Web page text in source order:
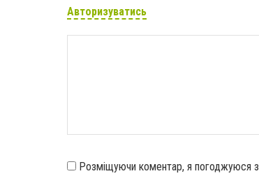
Авторизуватись
Розміщуючи коментар, я погоджуюся з